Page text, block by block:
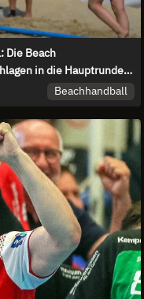
Die Beach
in die Hauptrunde
Beachhandball